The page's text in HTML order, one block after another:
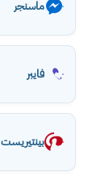
ماسنجر
فايبر
بينتيريست